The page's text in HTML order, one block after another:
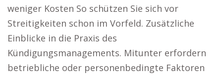
weniger Kosten So schützen Sie sich vor
Streitigkeiten schon im Vorfeld. Zusätzliche
Einblicke in die Praxis des
Kündigungsmanagements. Mitunter erfordern
betriebliche oder personenbedingte Faktoren